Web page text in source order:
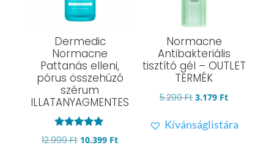
Dermedic
Normacne
Pattanás elleni,
pórus összehúzó
szérum
ILLATANYAGMENTES
Értékelés:
4.77
12.999Ft Original
10.399 FtCurrent
Normacne
Antibakteriális
tisztító gél – OUTLET
TERMÉK
5.299Ft Original
was:
3.179 FtCurrent
is:
Kívánságlistára